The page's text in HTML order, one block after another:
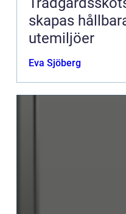
skapas
utemiljöer
Eva Sjöberg